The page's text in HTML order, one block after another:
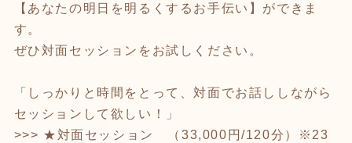
【あなたの明日を明るくするお手伝い】ができま
す。
ぜひ対面セッションをお試しください。
「しっかりと時間をとって、対面でお話ししながら
セッションして欲しい！」
>>> ★対面セッション （33,000円/120分）※23